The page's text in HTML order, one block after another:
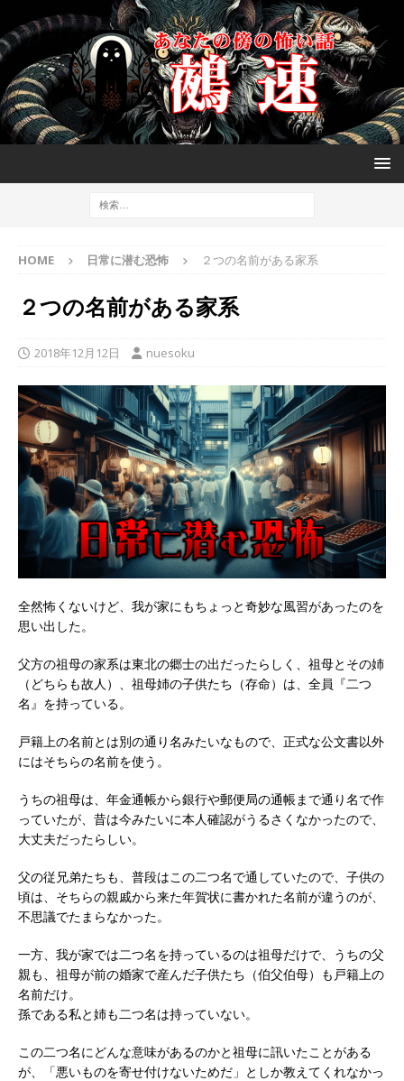
HOME 日常に潜む恐怖 ２つの名前がある家系
２つの名前がある家系
2018年12月12日 nuesoku
全然怖くないけど、我が家にもちょっと奇妙な風習があったのを
思い出した。
父方の祖母の家系は東北の郷士の出だったらしく、祖母とその姉
（どちらも故人）、祖母姉の子供たち（存命）は、全員『二つ
名』を持っている。
戸籍上の名前とは別の通り名みたいなもので、正式な公文書以外
にはそちらの名前を使う。
うちの祖母は、年金通帳から銀行や郵便局の通帳まで通り名で作
っていたが、昔は今みたいに本人確認がうるさくなかったので、
大丈夫だったらしい。
父の従兄弟たちも、普段はこの二つ名で通していたので、子供の
頃は、そちらの親戚から来た年賀状に書かれた名前が違うのが、
不思議でたまらなかった。
一方、我が家では二つ名を持っているのは祖母だけで、うちの父
親も、祖母が前の婚家で産んだ子供たち（伯父伯母）も戸籍上の
名前だけ。
孫である私と姉も二つ名は持っていない。
この二つ名にどんな意味があるのかと祖母に訊いたことがある
が、「悪いものを寄せ付けないためだ」としか教えてくれなかっ